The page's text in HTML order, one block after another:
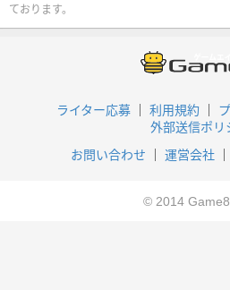
ております。
ライター応募 利用規約
外部送信ポリ
お問い合わせ
運営会社
© 2014